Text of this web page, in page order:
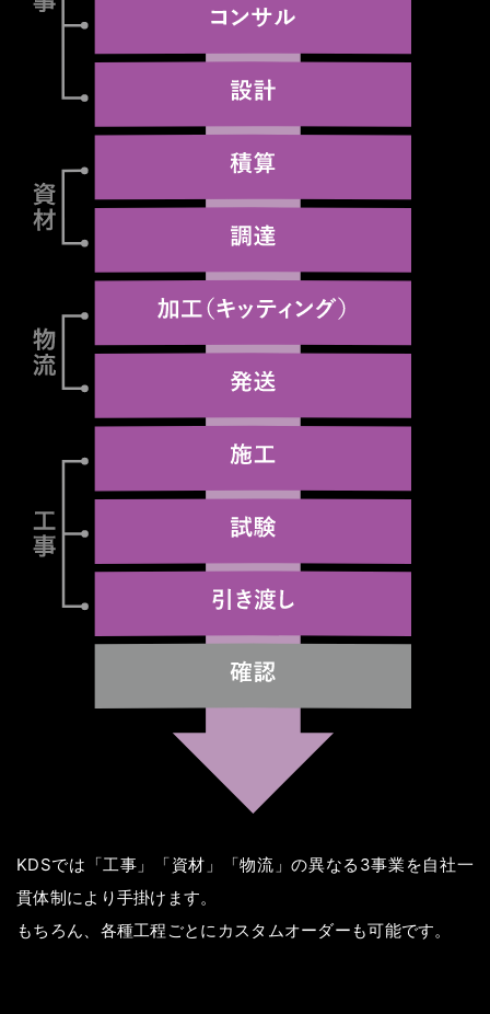
KDSでは「工事」「資材」「物流」の異なる3事業を自社一
貫体制により手掛けます。
もちろん、各種工程ごとにカスタムオーダーも可能です。